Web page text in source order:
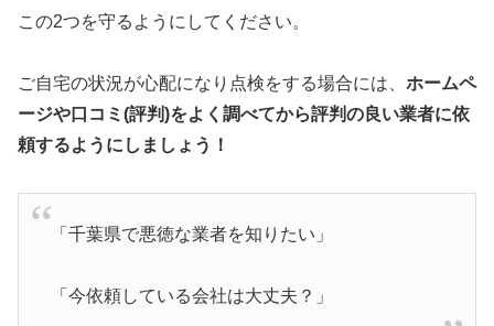
この2つを守るようにしてください。
ご自宅の状況が心配になり点検をする場合には、 ホームペ
ージや口コミ(評判)をよく調べてから評判の良い業者に依
頼するようにしましょう！
「千葉県で悪徳な業者を知りたい」
「今依頼している会社は大丈夫？」